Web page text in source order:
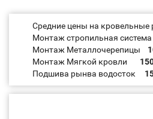
Средние цены на кровельные
Монтаж стропильная система
Монтаж Металлочерепицы
Монтаж Мягкой кровли
Подшива рынва водосток